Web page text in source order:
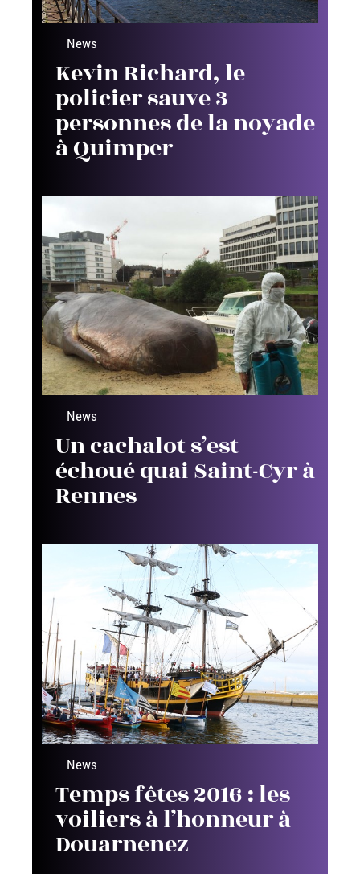
News
Kevin Richard, le
policier sauve 3
personnes de la noyade
à Quimper
News
Un cachalot s’est
échoué quai Saint-Cyr à
Rennes
News
Temps fêtes 2016 : les
voiliers à l’honneur à
Douarnenez